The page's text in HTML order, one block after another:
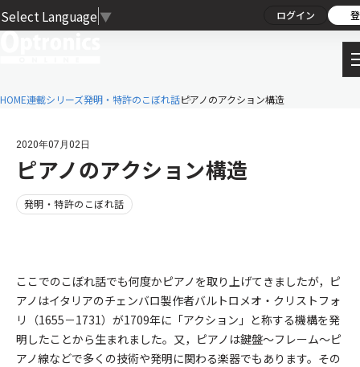
Select Language ▼ ログイン
HOME連載シリーズ発明・特許のこぼれ話ピアノのアクション構造
2020年07月02日
ピアノのアクション構造
発明・特許のこぼれ話
ここでのこぼれ話でも何度かピアノを取り上げてきましたが，ピ
アノはイタリアのチェンバロ製作者バルトロメオ・クリストフォ
リ（1655－1731）が1709年に「アクション」と称する機構を発
明したことから生まれました。又，ピアノは鍵盤～フレーム～ピ
アノ線などで多くの技術や発明に関わる楽器でもあります。その